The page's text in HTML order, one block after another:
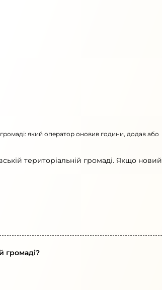
громаді: який оператор оновив години, додав або
територіальній громаді. Якщо новий
громаді?